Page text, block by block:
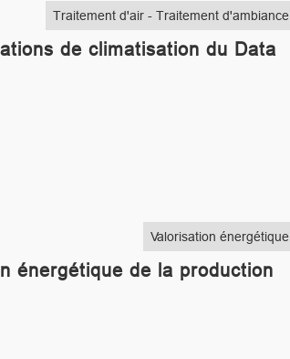
de climatisation du Data
Traitement d'air - Traitement d'ambiance
énergétique de la production
Valorisation énergétique